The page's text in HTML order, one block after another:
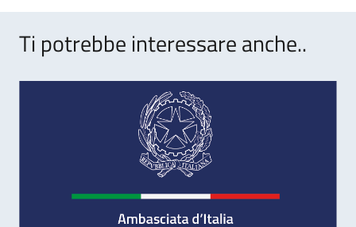
Ti potrebbe interessare anche..